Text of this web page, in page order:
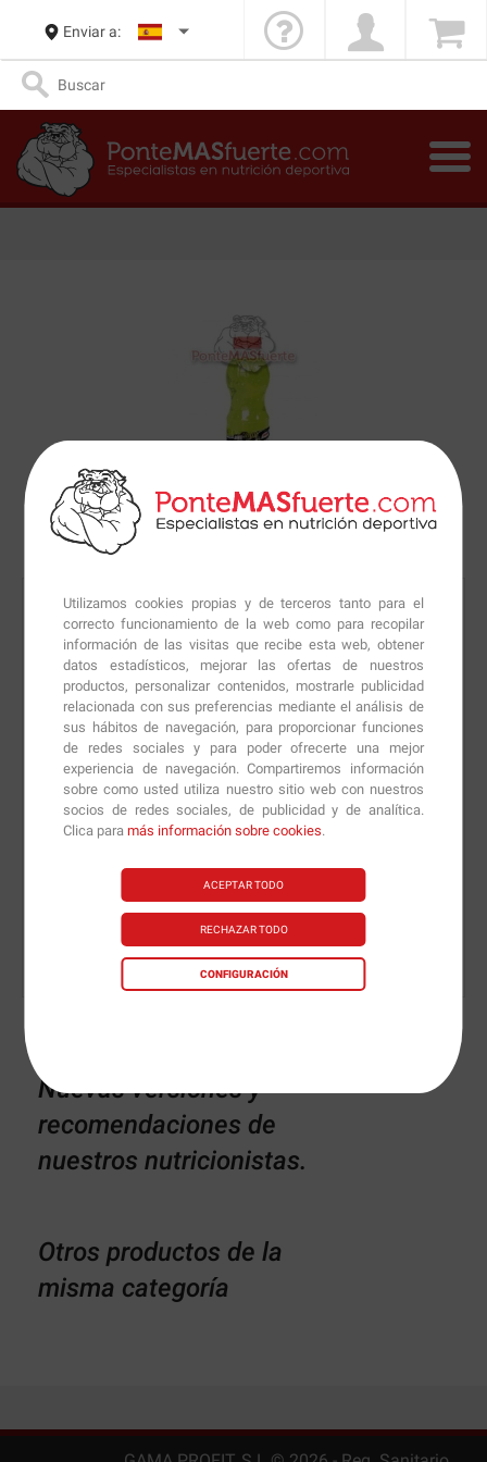
Utilizamos cookies propias y de terceros tanto para el
correcto funcionamiento de la web como para recopilar
información de las visitas que recibe esta web, obtener
datos estadísticos, mejorar las ofertas de nuestros
productos, personalizar contenidos, mostrarle publicidad
relacionada con sus preferencias mediante el análisis de
sus hábitos de navegación, para proporcionar funciones
de redes sociales y para poder ofrecerte una mejor
experiencia de navegación. Compartiremos información
sobre como usted utiliza nuestro sitio web con nuestros
socios de redes sociales, de publicidad y de analítica.
Clica paramás información sobre cookies.
ACEPTAR TODO
RECHAZAR TODO
CONFIGURACIÓN
Enviar a:
Bebida energética de regalo
Nuevas versiones y
recomendaciones de
nuestros nutricionistas.
Otros productos de la
misma categoría